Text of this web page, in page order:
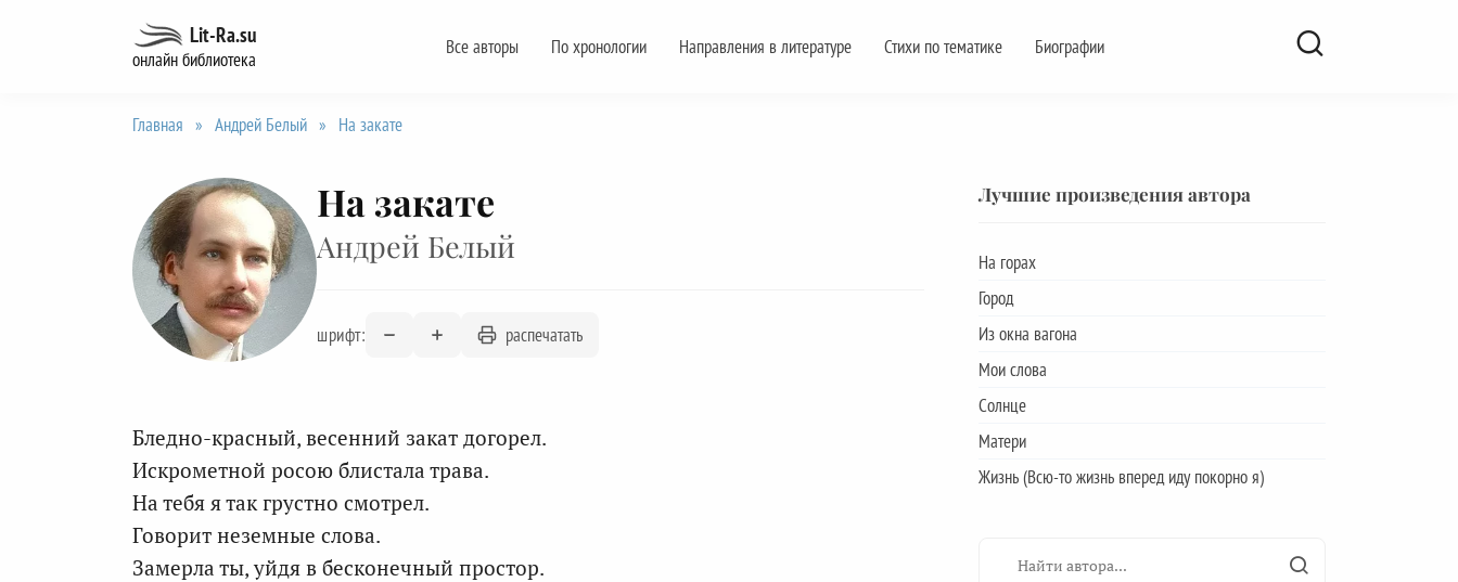
Lit-Ra.su
онлайн библиотека
Все авторы По хронологии Направления в литературе Стихи по тематике Биографии
Главная » Андрей Белый » На закате
На закате
Андрей Белый
шрифт: распечатать
Бледно-красный, весенний закат догорел.
Искрометной росою блистала трава.
На тебя я так грустно смотрел.
Говорит неземные слова.
Замерла ты, уйдя в бесконечный простор.
Лучшие произведения автора
На горах
Город
Из окна вагона
Мои слова
Солнце
Матери
Жизнь (Всю-то жизнь вперед иду покорно я)